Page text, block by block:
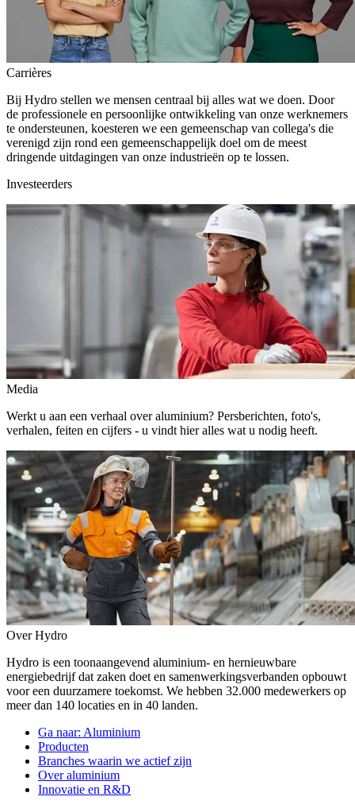
Carrières
Bij Hydro stellen we mensen centraal bij alles wat we doen. Door
de professionele en persoonlijke ontwikkeling van onze werknemers
te ondersteunen, koesteren we een gemeenschap van collega's die
verenigd zijn rond een gemeenschappelijk doel om de meest
dringende uitdagingen van onze industrieën op te lossen.
Investeerders
Media
Werkt u aan een verhaal over aluminium? Persberichten, foto's,
verhalen, feiten en cijfers - u vindt hier alles wat u nodig heeft.
Over Hydro
Hydro is een toonaangevend aluminium- en hernieuwbare
energiebedrijf dat zaken doet en samenwerkingsverbanden opbouwt
voor een duurzamere toekomst. We hebben 32.000 medewerkers op
meer dan 140 locaties en in 40 landen.
Ga naar: Aluminium
Producten
Branches waarin we actief zijn
Over aluminium
Innovatie en R&D